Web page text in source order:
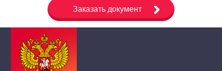
Заказать документ